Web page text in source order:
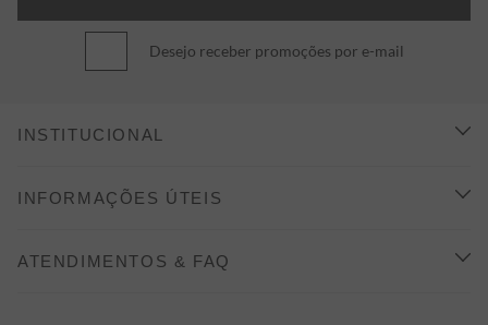
Desejo receber promoções por e-mail
INSTITUCIONAL
CONHEÇA A ALEATORY
INFORMAÇÕES ÚTEIS
ATENDIMENTOS & FAQ